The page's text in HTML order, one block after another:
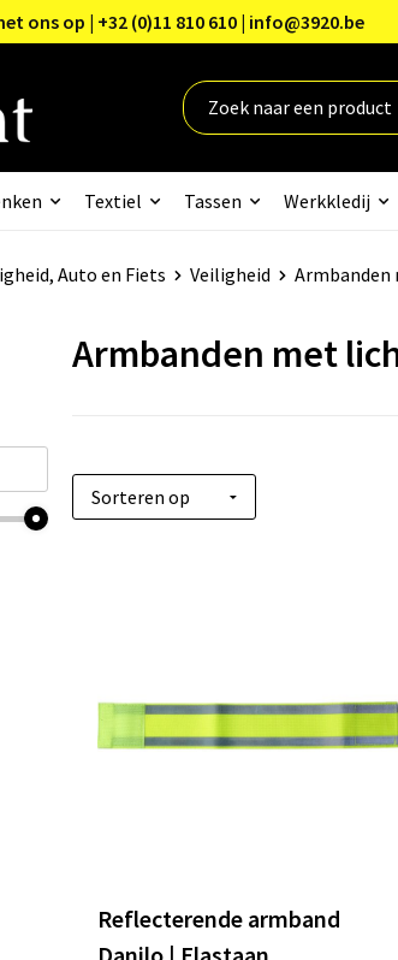
ons op | +32 (0)11 810 610 | info@3920.be
Textiel Tassen Werkkledij
Auto en Fiets Veiligheid
Armbanden met
Reflecterende armband